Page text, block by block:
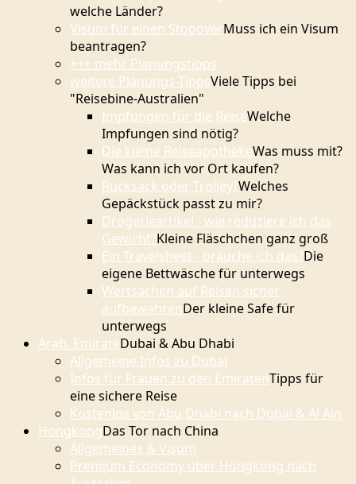
welche Länder?
Visum für einen StopoverMuss ich ein Visum
beantragen?
+++ mehr Planungstipps
weitere Planungs-TippsViele Tipps bei
"Reisebine-Australien"
Impfungen für die ReiseWelche
Impfungen sind nötig?
Die kleine ReiseapothekeWas muss mit?
Was kann ich vor Ort kaufen?
Rucksack oder Trolley?Welches
Gepäckstück passt zu mir?
Drogerieartikel - wie reduziere ich das
Gewicht?Kleine Fläschchen ganz groß
Ein Travelsheet - brauche ich das?Die
eigene Bettwäsche für unterwegs
Wertsachen auf Reisen sicher
aufbewahrenDer kleine Safe für
unterwegs
Arab. EmirateDubai & Abu Dhabi
Allgemeine Infos zu Dubai
Infos für Frauen zu den EmiratenTipps für
eine sichere Reise
Kostenlos von Abu Dhabi nach Dubai & Al Ain
HongkongDas Tor nach China
Allgemeines & Visum
Premium Economy über Hongkong nach